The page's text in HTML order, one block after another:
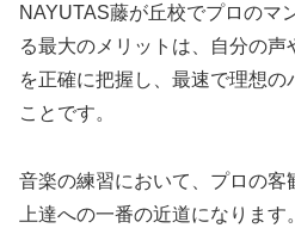
NAYUTAS藤が丘校でプロのマ
る最大のメリットは、自分の声
を正確に把握し、最速で理想の
ことです。
音楽の練習において、プロの客
上達への一番の近道になりま